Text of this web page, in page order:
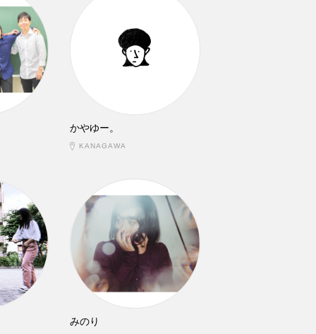
かやゆー。
KANAGAWA
みのり